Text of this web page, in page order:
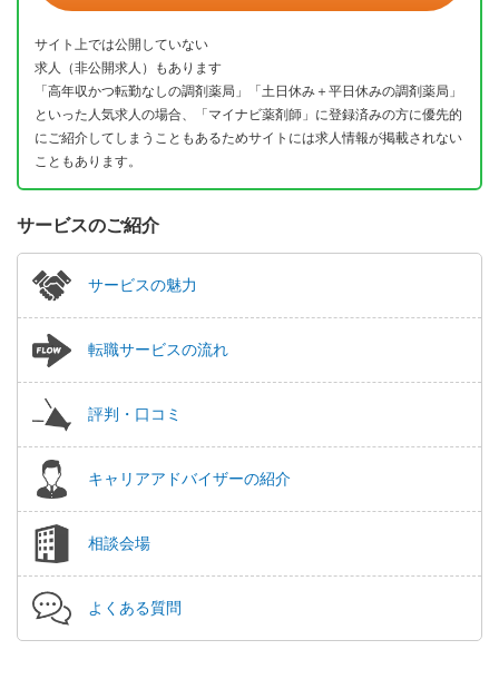
サイト上では公開していない
求人（非公開求人）もあります
「高年収かつ転勤なしの調剤薬局」「土日休み＋平日休みの調剤薬局」
といった人気求人の場合、「マイナビ薬剤師」に登録済みの方に優先的
にご紹介してしまうこともあるためサイトには求人情報が掲載されない
こともあります。
サービスのご紹介
サービスの魅力
転職サービスの流れ
評判・口コミ
キャリアアドバイザーの紹介
相談会場
よくある質問